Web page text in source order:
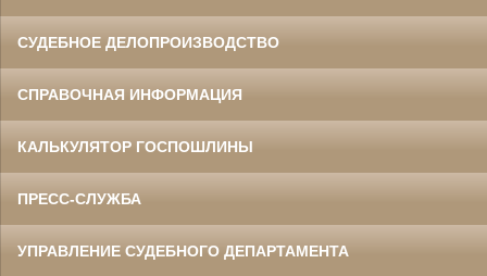
СУДЕБНОЕ ДЕЛОПРОИЗВОДСТВО
СПРАВОЧНАЯ ИНФОРМАЦИЯ
КАЛЬКУЛЯТОР ГОСПОШЛИНЫ
ПРЕСС-СЛУЖБА
УПРАВЛЕНИЕ СУДЕБНОГО ДЕПАРТАМЕНТА